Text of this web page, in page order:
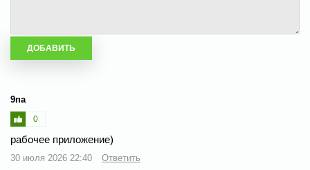
9па
0
рабочее приложение)
30 июля 2026 22:40 Ответить